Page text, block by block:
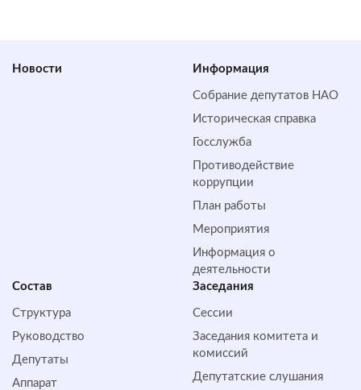
Новости Информация
Собрание депутатов НАО
Историческая справка
Госслужба
Противодействие
коррупции
План работы
Мероприятия
Информация о
деятельности
Состав
Структура
Руководство
Депутаты
Аппарат
Заседания
Сессии
Заседания комитета и
комиссий
Депутатские слушания